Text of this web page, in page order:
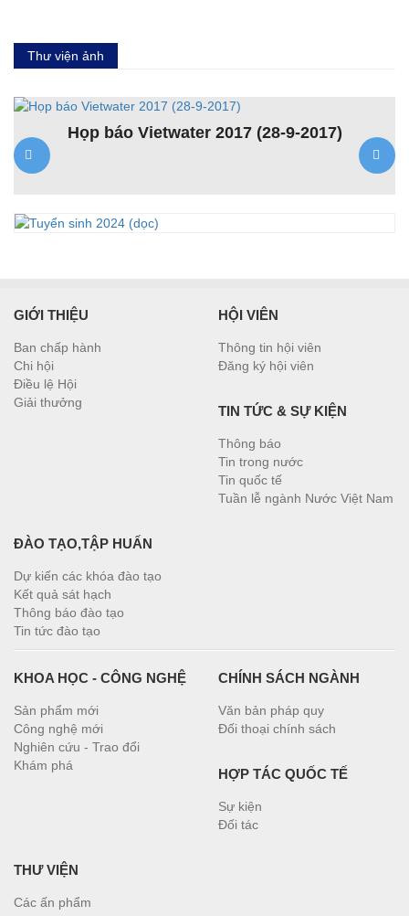
Thư viện ảnh
Họp báo Vietwater 2017 (28-9-2017)
GIỚI THIỆU
Ban chấp hành
Chi hội
Điều lệ Hội
Giải thưởng
HỘI VIÊN
Thông tin hội viên
Đăng ký hội viên
TIN TỨC & SỰ KIỆN
Thông báo
Tin trong nước
Tin quốc tế
Tuần lễ ngành Nước Việt Nam
ĐÀO TẠO,TẬP HUẤN
Dự kiến các khóa đào tạo
Kết quả sát hạch
Thông báo đào tạo
Tin tức đào tạo
KHOA HỌC - CÔNG NGHỆ
Sản phẩm mới
Công nghệ mới
Nghiên cứu - Trao đổi
Khám phá
CHÍNH SÁCH NGÀNH
Văn bản pháp quy
Đối thoại chính sách
HỢP TÁC QUỐC TẾ
Sự kiện
Đối tác
THƯ VIỆN
Các ấn phẩm